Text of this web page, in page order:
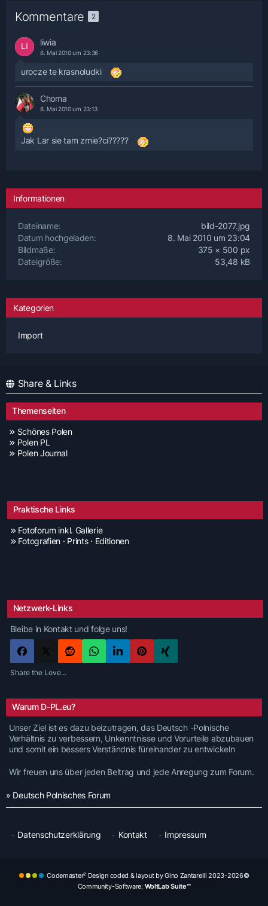
Kommentare 2
liwia
8. Mai 2010 um 23:36
urocze te krasnoludki
Choma
8. Mai 2010 um 23:13
Jak Lar sie tam zmie?ci?????
Informationen
Dateiname
bild-2077.jpg
Datum hochgeladen
8. Mai 2010 um 23:04
Bildmaße
375 × 500 px
Dateigröße
53,48 kB
Kategorien
Import
Share & Links
Themenseiten
Schönes Polen
Polen PL
Polen Journal
Praktische Links
Fotoforum inkl. Gallerie
Fotografien · Prints · Editionen
Netzwerk-Links
Bleibe in Kontakt und folge uns!
Share the Love...
Warum D-PL.eu?
Unser Ziel ist es dazu beizutragen, das Deutsch -Polnische
Verhältnis zu verbessern, Unkenntnisse und Vorurteile abzubauen
und somit ein bessers Verständnis füreinander zu entwickeln
Wir freuen uns über jeden Beitrag und jede Anregung zum Forum.
» Deutsch Polnisches Forum
Datenschutzerklärung Kontakt Impressum
Codemaster² Design coded & layout by Gino Zantarelli 2023-2026©
Community-Software: WoltLab Suite™